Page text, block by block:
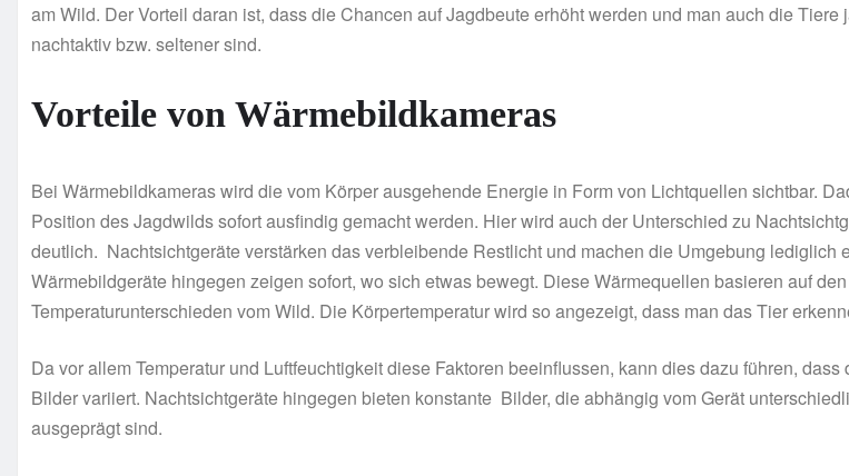
am Wild. Der Vorteil daran ist, dass die Chancen auf Jagdbeute erhöht werden und man auch die Tiere
nachtaktiv bzw. seltener sind.
Vorteile von Wärmebildkameras
Bei Wärmebildkameras wird die vom Körper ausgehende Energie in Form von Lichtquellen sichtbar.
Position des Jagdwilds sofort ausfindig gemacht werden. Hier wird auch der Unterschied zu
deutlich. Nachtsichtgeräte verstärken das verbleibende Restlicht und machen die Umgebung lediglich
Wärmebildgeräte hingegen zeigen sofort, wo sich etwas bewegt. Diese Wärmequellen basieren auf den
Temperaturunterschieden vom Wild. Die Körpertemperatur wird so angezeigt, dass man das Tier
Da vor allem Temperatur und Luftfeuchtigkeit diese Faktoren beeinflussen, kann dies dazu führen, dass
Bilder variiert. Nachtsichtgeräte hingegen bieten konstante Bilder, die abhängig vom Gerät
ausgeprägt sind.